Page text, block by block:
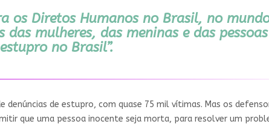
os Diretos Humanos no Brasil, no
mulheres, das meninas e das
no Brasil”.
denúncias de estupro, com quase 75 mil vítimas. Mas os
que uma pessoa inocente seja morta, para resolver um